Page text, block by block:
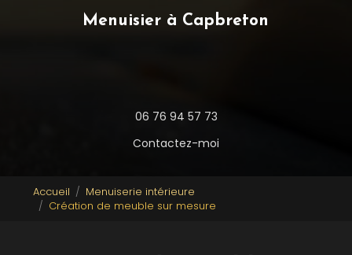
Menuisier à Capbreton
06 76 94 57 73
Contactez-moi
Accueil
Menuiserie intérieure
Création de meuble sur mesure